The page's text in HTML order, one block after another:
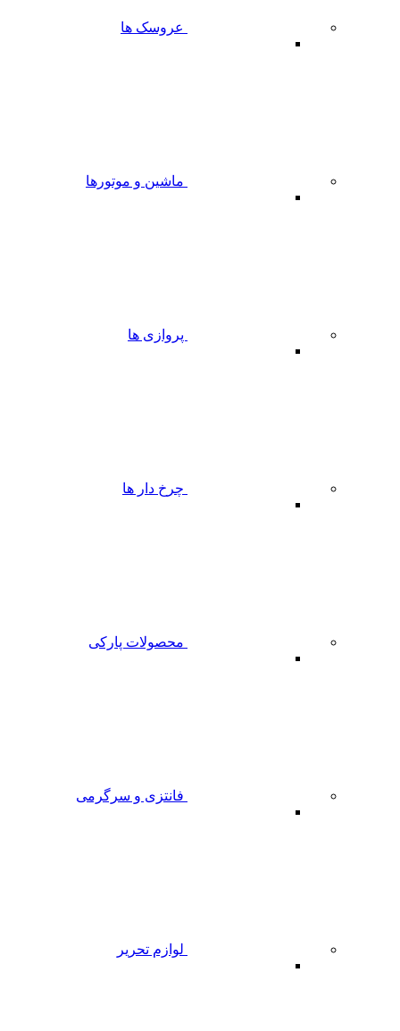
عروسک ها
ماشین و موتورها
پروازی ها
چرخ دار ها
محصولات پارکی
فانتزی و سرگرمی
لوازم تحریر